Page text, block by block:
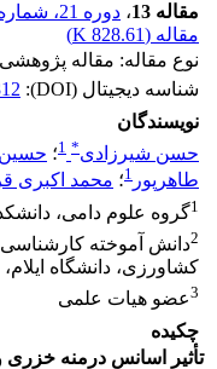
مقاله 13
، دوره 21، شماره 1
مقاله (828.61 K
)
نوع مقاله: مقاله پژوهشی
شناسه دیجیتال (DOI):
نویسندگان
حسن شیرزادی*
1؛
طاهرپور 1؛ محمد اکبری
1گروه علوم دامی،
2دانش آموخته
کشاورزی، دانشگاه ایلام،
3عضو هیات علمی
چکیده
تأثیر اسانس درمنه خزری